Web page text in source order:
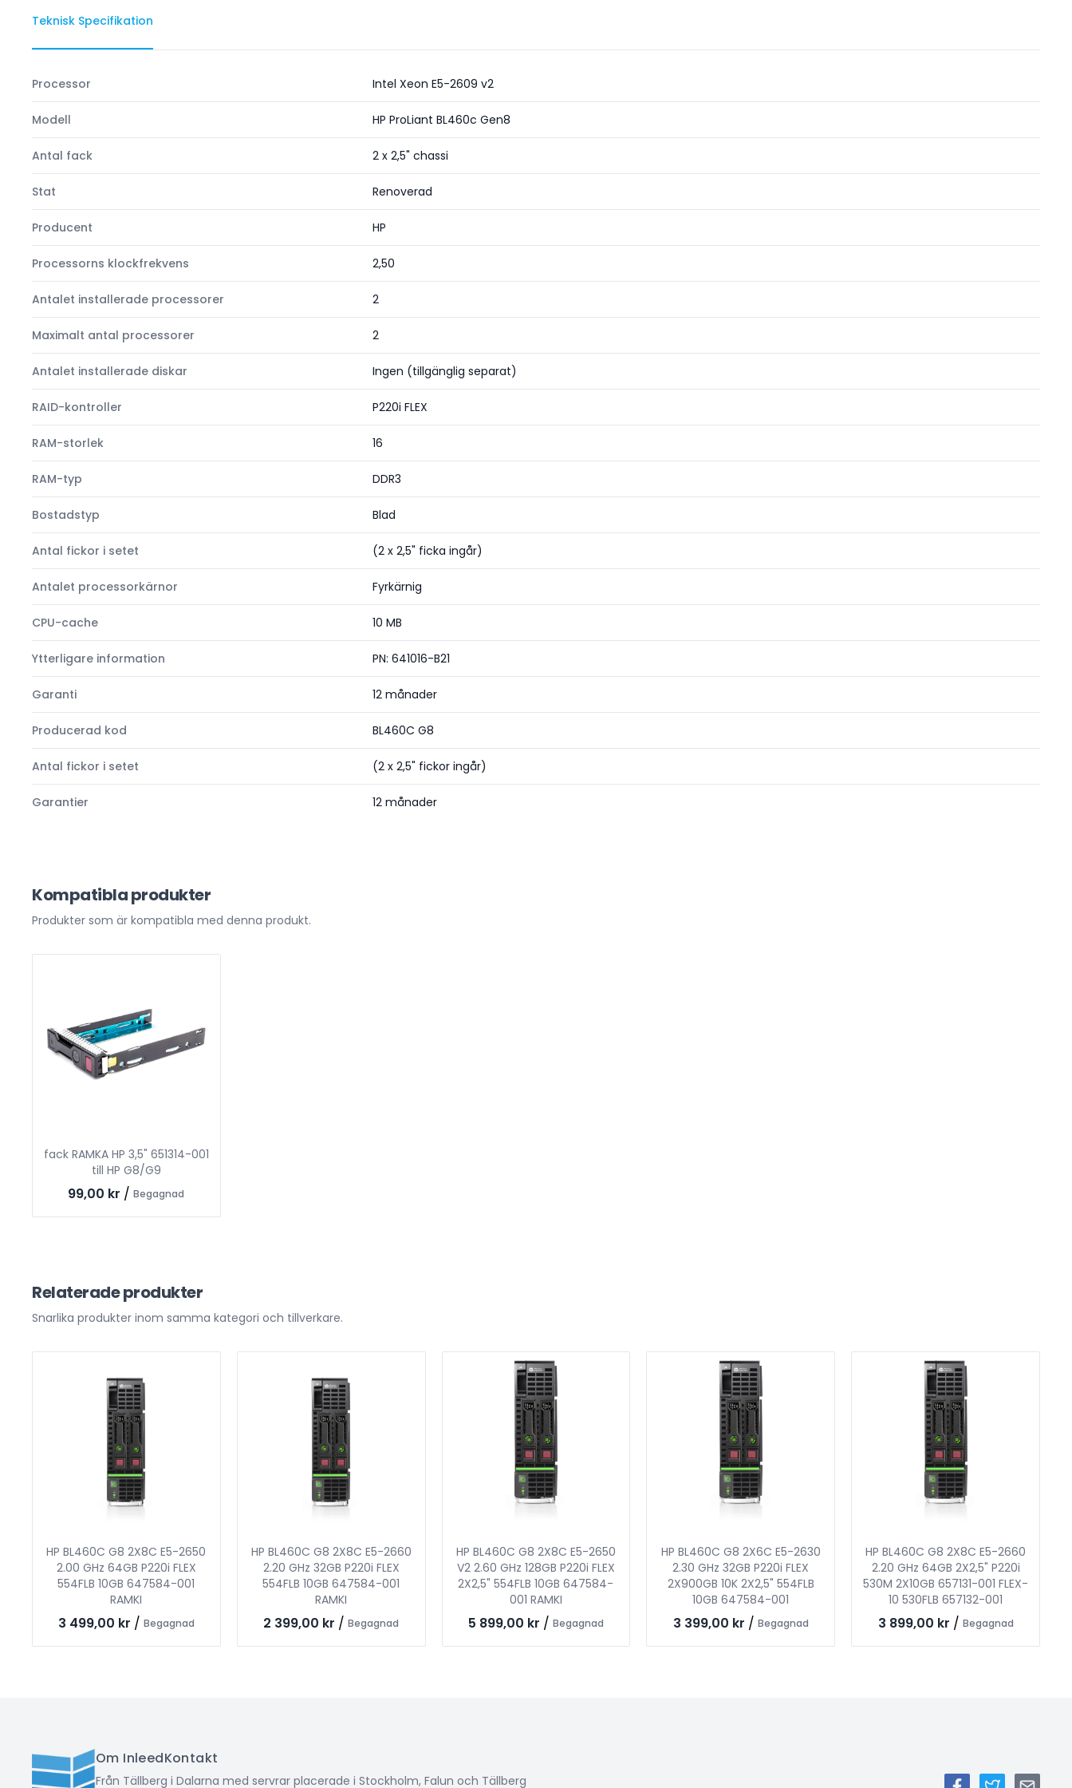
Teknisk Specifikation
Processor Intel Xeon E5-2609 v2
Modell HP ProLiant BL460c Gen8
Antal fack 2 x 2,5" chassi
Stat Renoverad
Producent HP
Processorns klockfrekvens 2,50
Antalet installerade processorer 2
Maximalt antal processorer 2
Antalet installerade diskar Ingen (tillgänglig separat)
RAID-kontroller P220i FLEX
RAM-storlek 16
RAM-typ DDR3
Bostadstyp Blad
Antal fickor i setet (2 x 2,5" ficka ingår)
Antalet processorkärnor Fyrkärnig
CPU-cache 10 MB
Ytterligare information PN: 641016-B21
Garanti 12 månader
Producerad kod BL460C G8
Antal fickor i setet (2 x 2,5" fickor ingår)
Garantier 12 månader
Kompatibla produkter
Produkter som är kompatibla med denna produkt.
fack RAMKA HP 3,5" 651314-001
till HP G8/G9
99,00 kr / Begagnad
Relaterade produkter
Snarlika produkter inom samma kategori och tillverkare.
HP BL460C G8 2X8C E5-2650
2.00 GHz 64GB P220i FLEX
554FLB 10GB 647584-001
RAMKI
3 499,00 kr / Begagnad
HP BL460C G8 2X8C E5-2660
2.20 GHz 32GB P220i FLEX
554FLB 10GB 647584-001
RAMKI
2 399,00 kr / Begagnad
HP BL460C G8 2X8C E5-2650
V2 2.60 GHz 128GB P220i FLEX
2X2,5" 554FLB 10GB 647584-
001 RAMKI
5 899,00 kr / Begagnad
HP BL460C G8 2X6C E5-2630
2.30 GHz 32GB P220i FLEX
2X900GB 10K 2X2,5" 554FLB
10GB 647584-001
3 399,00 kr / Begagnad
HP BL460C G8 2X8C E5-2660
2.20 GHz 64GB 2X2,5" P220i
530M 2X10GB 657131-001 FLEX-
10 530FLB 657132-001
3 899,00 kr / Begagnad
Om InleedKontakt
Från Tällberg i Dalarna med servrar placerade i Stockholm, Falun och Tällberg